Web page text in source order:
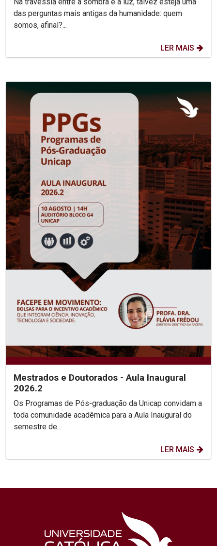
das perguntas mais antigas da humanidade: quem
somos, afinal?...
LER MAIS
Mestrados e Doutorados - Aula Inaugural
2026.2
Os Programas de Pós-graduação da Unicap convidam a
toda comunidade acadêmica para a Aula Inaugural do
semestre de...
LER MAIS